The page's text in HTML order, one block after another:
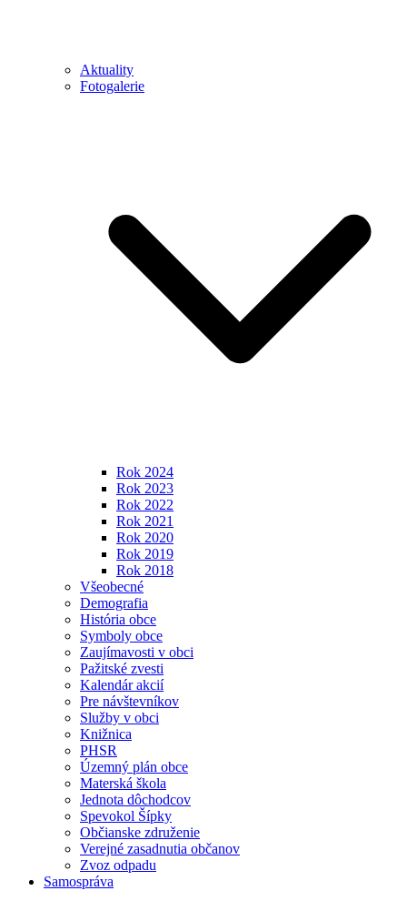
Aktuality
Fotogalerie
Rok 2024
Rok 2023
Rok 2022
Rok 2021
Rok 2020
Rok 2019
Rok 2018
Všeobecné
Demografia
História obce
Symboly obce
Zaujímavosti v obci
Pažitské zvesti
Kalendár akcií
Pre návštevníkov
Služby v obci
Knižnica
PHSR
Územný plán obce
Materská škola
Jednota dôchodcov
Spevokol Šípky
Občianske združenie
Verejné zasadnutia občanov
Zvoz odpadu
Samospráva